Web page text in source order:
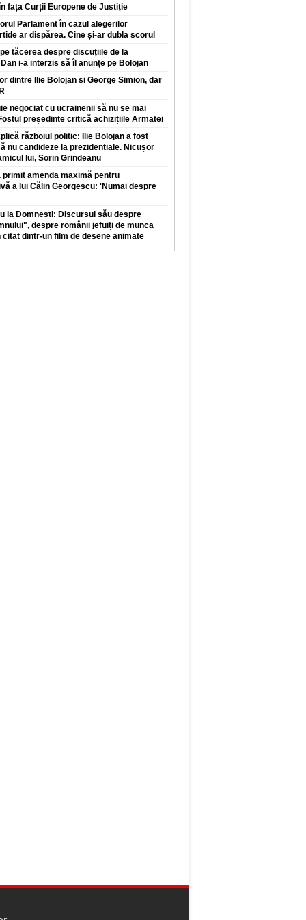
fața Curții Europene de Justiție
Parlament în cazul alegerilor
ar dispărea. Cine și-ar dubla scorul
tăcerea despre discuțiile de la
i-a interzis să îl anunțe pe Bolojan
dintre Ilie Bolojan și George Simion, dar
negociat cu ucrainenii să nu se mai
președinte critică achizițiile Armatei
războiul politic: Ilie Bolojan a fost
nu candideze la prezidențiale. Nicușor
lui, Sorin Grindeanu
primit amenda maximă pentru
a lui Călin Georgescu: 'Numai despre
la Domnești: Discursul său despre
despre românii jefuiți de munca
citat dintr-un film de desene animate